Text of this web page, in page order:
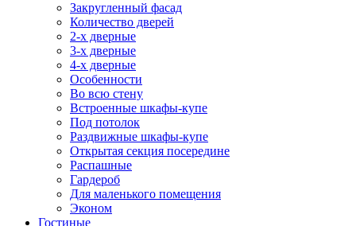
Закругленный фасад
Количество дверей
2-х дверные
3-х дверные
4-х дверные
Особенности
Во всю стену
Встроенные шкафы-купе
Под потолок
Раздвижные шкафы-купе
Открытая секция посередине
Распашные
Гардероб
Для маленького помещения
Эконом
Гостиные